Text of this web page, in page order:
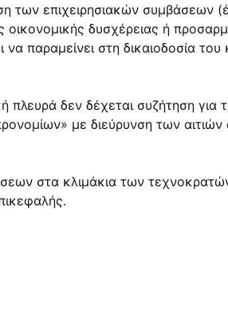
των επιχειρησιακών συμβάσεων
δυσχέρειας ή
παραμείνει στη δικαιοδοσία του
πλευρά δεν δέχεται συζήτηση για
με διεύρυνση των
στα κλιμάκια των